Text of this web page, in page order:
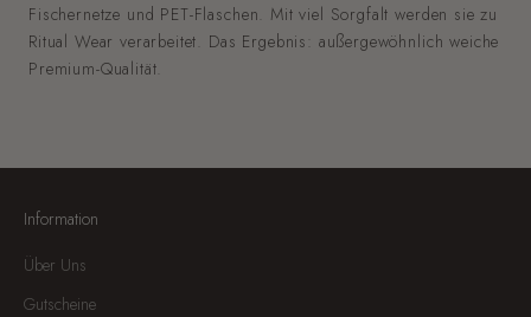
Fischernetze und PET-Flaschen. Mit viel Sorgfalt werden sie zu
Ritual Wear verarbeitet. Das Ergebnis: außergewöhnlich weiche
Premium-Qualität.
Information
Über Uns
Gutscheine